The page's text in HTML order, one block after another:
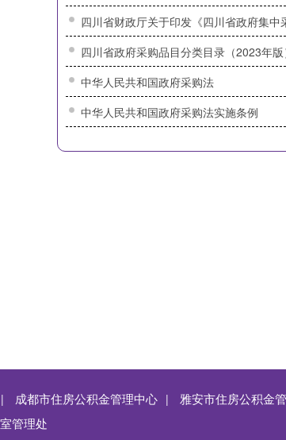
四川省政府采购品目分类目录（2023年版
中华人民共和国政府采购法
中华人民共和国政府采购法实施条例
| 成都市住房公积金管理中心 | 雅安市住房公积金
管理处